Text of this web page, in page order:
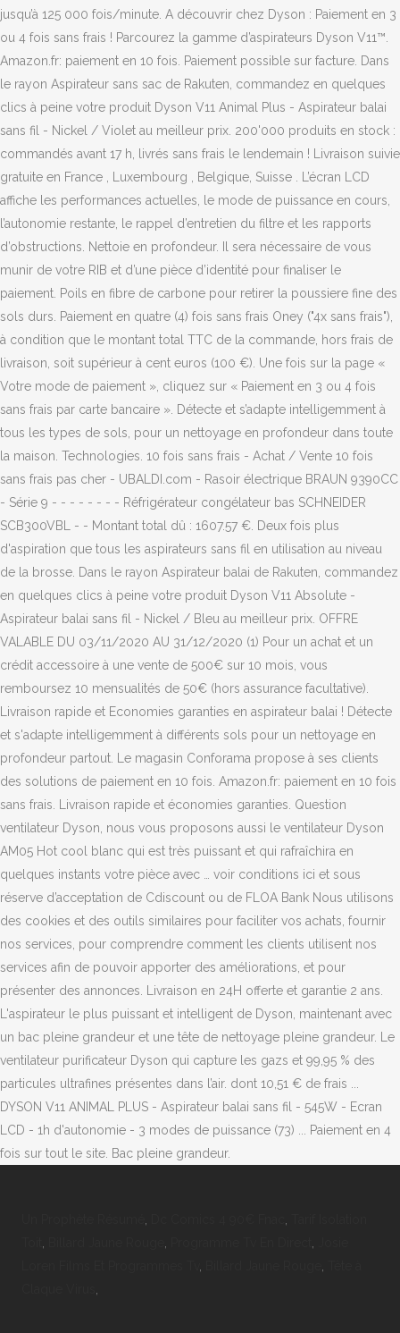
jusqu’à 125 000 fois/minute. A découvrir chez Dyson : Paiement en 3
ou 4 fois sans frais ! Parcourez la gamme d’aspirateurs Dyson V11™.
Amazon.fr: paiement en 10 fois. Paiement possible sur facture. Dans
le rayon Aspirateur sans sac de Rakuten, commandez en quelques
clics à peine votre produit Dyson V11 Animal Plus - Aspirateur balai
sans fil - Nickel / Violet au meilleur prix. 200'000 produits en stock :
commandés avant 17 h, livrés sans frais le lendemain ! Livraison suivie
gratuite en France , Luxembourg , Belgique, Suisse . L’écran LCD
affiche les performances actuelles, le mode de puissance en cours,
l’autonomie restante, le rappel d’entretien du filtre et les rapports
d’obstructions. Nettoie en profondeur. Il sera nécessaire de vous
munir de votre RIB et d’une pièce d’identité pour finaliser le
paiement. Poils en fibre de carbone pour retirer la poussiere fine des
sols durs. Paiement en quatre (4) fois sans frais Oney ("4x sans frais"),
à condition que le montant total TTC de la commande, hors frais de
livraison, soit supérieur à cent euros (100 €). Une fois sur la page «
Votre mode de paiement », cliquez sur « Paiement en 3 ou 4 fois
sans frais par carte bancaire ». Détecte et s’adapte intelligemment à
tous les types de sols, pour un nettoyage en profondeur dans toute
la maison. Technologies. 10 fois sans frais - Achat / Vente 10 fois
sans frais pas cher - UBALDI.com - Rasoir électrique BRAUN 9390CC
- Série 9 - - - - - - - - Réfrigérateur congélateur bas SCHNEIDER
SCB300VBL - - Montant total dû : 1607.57 €. Deux fois plus
d'aspiration que tous les aspirateurs sans fil en utilisation au niveau
de la brosse. Dans le rayon Aspirateur balai de Rakuten, commandez
en quelques clics à peine votre produit Dyson V11 Absolute -
Aspirateur balai sans fil - Nickel / Bleu au meilleur prix. OFFRE
VALABLE DU 03/11/2020 AU 31/12/2020 (1) Pour un achat et un
crédit accessoire à une vente de 500€ sur 10 mois, vous
remboursez 10 mensualités de 50€ (hors assurance facultative).
Livraison rapide et Economies garanties en aspirateur balai ! Détecte
et s'adapte intelligemment à différents sols pour un nettoyage en
profondeur partout. Le magasin Conforama propose à ses clients
des solutions de paiement en 10 fois. Amazon.fr: paiement en 10 fois
sans frais. Livraison rapide et économies garanties. Question
ventilateur Dyson, nous vous proposons aussi le ventilateur Dyson
AM05 Hot cool blanc qui est très puissant et qui rafraîchira en
quelques instants votre pièce avec … voir conditions ici et sous
réserve d’acceptation de Cdiscount ou de FLOA Bank Nous utilisons
des cookies et des outils similaires pour faciliter vos achats, fournir
nos services, pour comprendre comment les clients utilisent nos
services afin de pouvoir apporter des améliorations, et pour
présenter des annonces. Livraison en 24H offerte et garantie 2 ans.
L'aspirateur le plus puissant et intelligent de Dyson, maintenant avec
un bac pleine grandeur et une tête de nettoyage pleine grandeur. Le
ventilateur purificateur Dyson qui capture les gazs et 99,95 % des
particules ultrafines présentes dans l’air. dont 10,51 € de frais ...
DYSON V11 ANIMAL PLUS - Aspirateur balai sans fil - 545W - Ecran
LCD - 1h d'autonomie - 3 modes de puissance (73) ... Paiement en 4
fois sur tout le site. Bac pleine grandeur.